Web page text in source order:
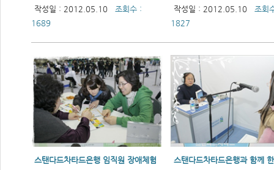
작성일 : 2012.05.10
조회수 :
1689
작성일 : 2012.05.10
조회
1827
스탠다드차타드은행 임직원 장애체험